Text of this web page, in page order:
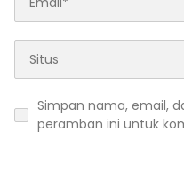
Simpan nama, email,
peramban ini untuk